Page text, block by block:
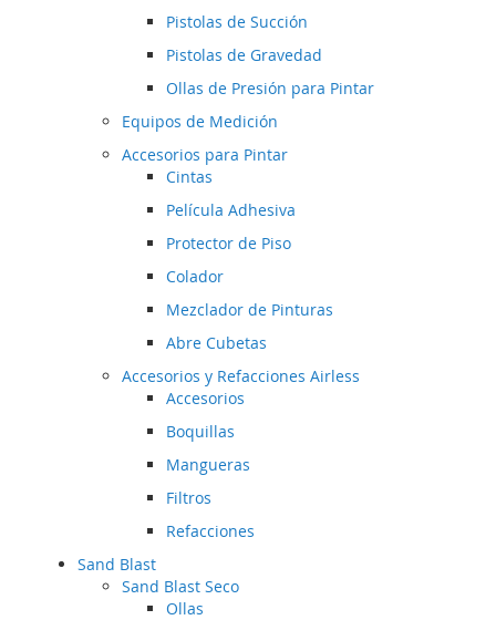
Pistolas de Succión
Pistolas de Gravedad
Ollas de Presión para Pintar
Equipos de Medición
Accesorios para Pintar
Cintas
Película Adhesiva
Protector de Piso
Colador
Mezclador de Pinturas
Abre Cubetas
Accesorios y Refacciones Airless
Accesorios
Boquillas
Mangueras
Filtros
Refacciones
Sand Blast
Sand Blast Seco
Ollas